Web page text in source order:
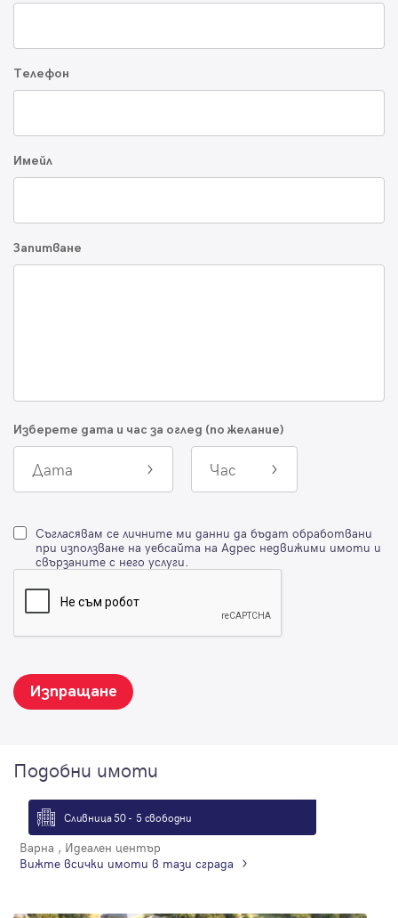
Телефон
Имейл
Запитване
Изберете дата и час за оглед (по желание)
Дата Час
Съгласявам се личните ми данни да бъдат обработвани
при използване на уебсайта на Адрес недвижими имоти и
свързаните с него услуги.
Изпращане
Подобни имоти
Сливница 50 - 5 свободни
Варна , Идеален център
Вижте всички имоти в тази сграда